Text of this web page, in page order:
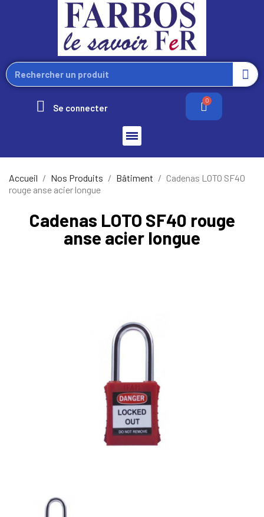
Se connecter
Accueil Nos Produits Bâtiment
Cadenas LOTO SF40
rouge anse acier longue
Cadenas LOTO SF40 rouge
anse acier longue